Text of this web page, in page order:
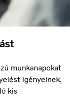
munkanapokat
igényelnek,
kis